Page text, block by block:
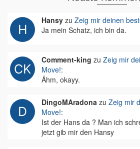
Hansy zu Zeig mir deinen
Ja mein Schatz, ich bin da.
Comment-king zu Zeig mir
Move!:
Ähm, okayy.
DingoMAradona zu Zeig mir
Move!:
Ist der Hans da ? Man ich
jetzt gib mir den Hansy